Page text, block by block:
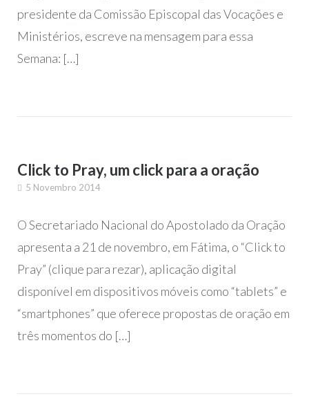
presidente da Comissão Episcopal das Vocações e
Ministérios, escreve na mensagem para essa
Semana: […]
Click to Pray, um click para a oração
5 Novembro 2014
O Secretariado Nacional do Apostolado da Oração
apresenta a 21 de novembro, em Fátima, o “Click to
Pray” (clique para rezar), aplicação digital
disponível em dispositivos móveis como “tablets” e
“smartphones” que oferece propostas de oração em
três momentos do […]